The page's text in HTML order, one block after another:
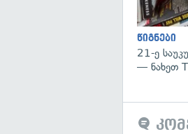
წიგნები
21-ე
— ნახეთ